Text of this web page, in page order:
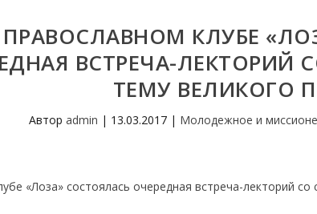
ПРАВОСЛАВНОМ КЛУБЕ
ВСТРЕЧА-
ТЕМУ ВЕЛИКОГО
Авторadmin | 13.03.2017 | Молодежное и